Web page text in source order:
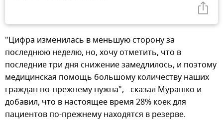
"Цифра изменилась в меньшую сторону за
последнюю неделю, но, хочу отметить, что в
последние три дня снижение замедлилось, и поэтому
медицинская помощь большому количеству наших
граждан по-прежнему нужна", - сказал Мурашко и
добавил, что в настоящее время 28% коек для
пациентов по-прежнему находятся в резерве.